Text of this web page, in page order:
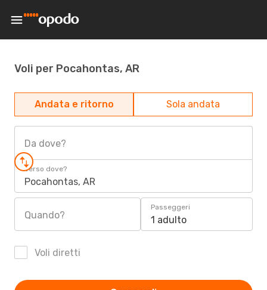
Voli per Pocahontas, AR
Andata e ritorno Sola andata
Da dove?
Verso dove?
Pocahontas, AR
Quando?
Passeggeri
1 adulto
Voli diretti